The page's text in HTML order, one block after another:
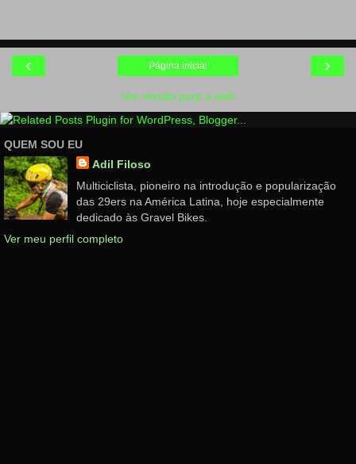
‹ ›
Página inicial
Ver versão para a web
QUEM SOU EU
Adil Filoso
Multiciclista, pioneiro na introdução e popularização
das 29ers na América Latina, hoje especialmente
dedicado às Gravel Bikes.
Ver meu perfil completo